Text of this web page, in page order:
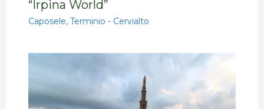
“Irpina World”
Caposele,Terminio - Cervialto